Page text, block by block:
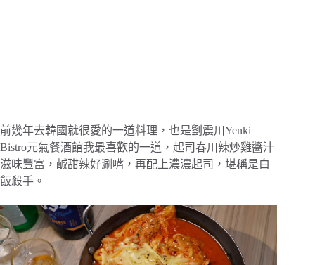
前幾年去韓國就很愛的一道料理，也是劉震川Yenki
Bistro元氣餐酒館我最喜歡的一道，起司春川辣炒雞醬汁
滋味豐富，鹹甜辣好涮嘴，再配上濃濃起司，堪稱是白
飯殺手。